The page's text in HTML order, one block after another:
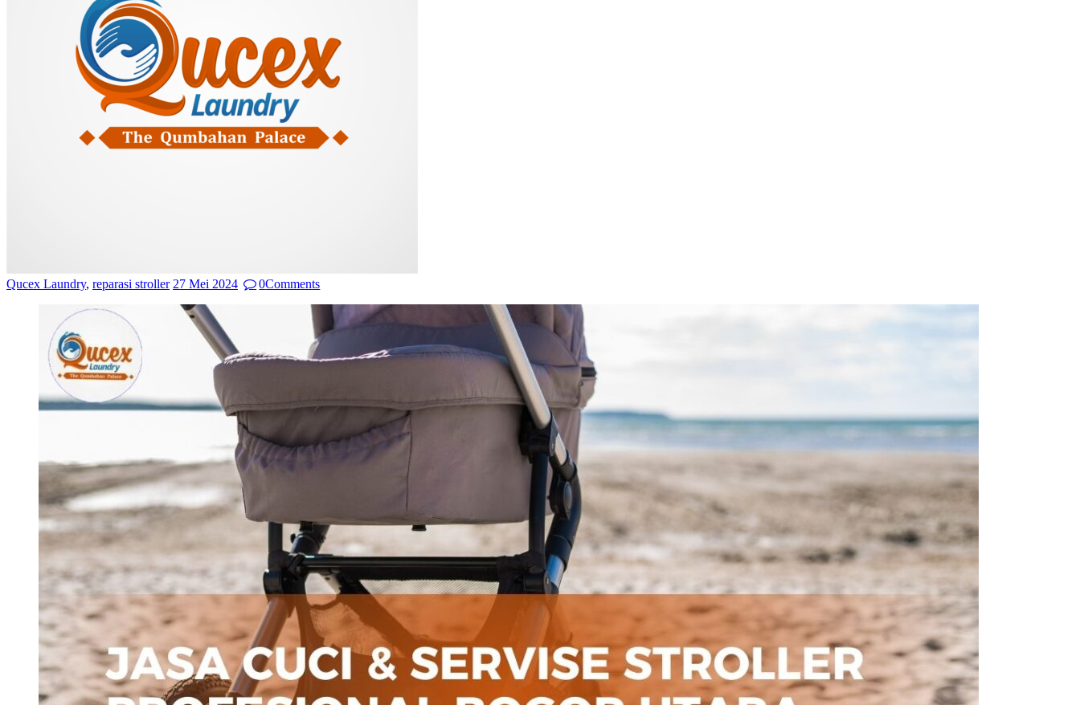
Qucex Laundry, reparasi stroller 27 Mei 2024 0Comments